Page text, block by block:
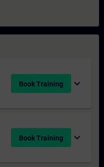
Book Training expand_more
Book Training expand_more